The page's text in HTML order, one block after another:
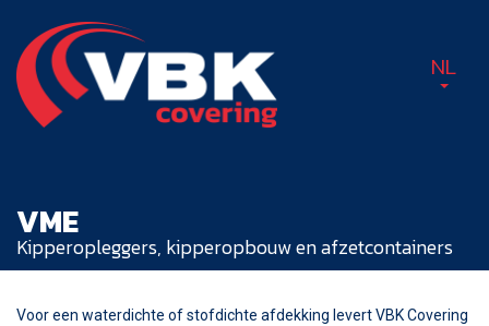
NL
VME
Kipperopleggers, kipperopbouw en afzetcontainers
Voor een waterdichte of stofdichte afdekking levert VBK Covering